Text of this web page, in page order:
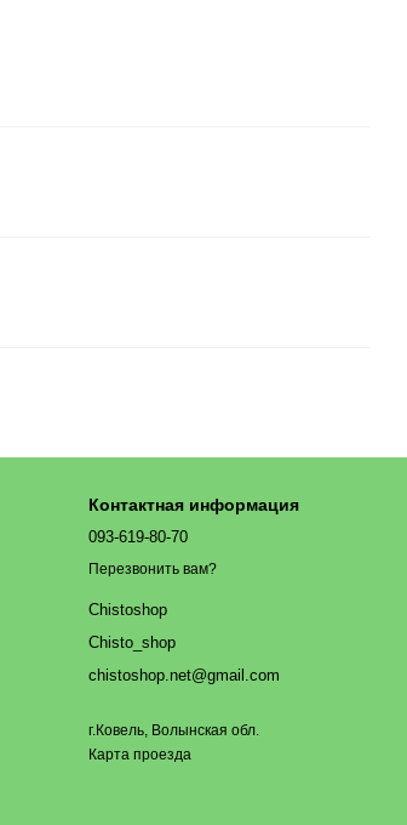
Контактная информация
093-619-80-70
Перезвонить вам?
Chistoshop
Chisto_shop
chistoshop.net@gmail.com
г.Ковель, Волынская обл.
Карта проезда